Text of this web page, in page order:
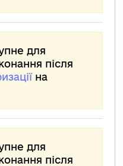
для
після
на
для
після